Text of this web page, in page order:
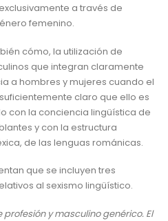
a través de
femenino.
cómo, la utilización de
que integran claramente
a hombres y mujeres cuando el
claro que ello es
con la conciencia lingüística de
y con la estructura
de las lenguas románicas.
que se incluyen tres
al sexismo lingüístico.
profesión y masculino genérico. El